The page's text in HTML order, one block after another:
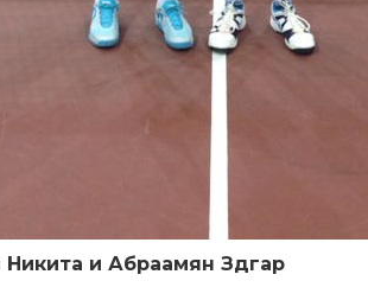
и Абраамян Здгар